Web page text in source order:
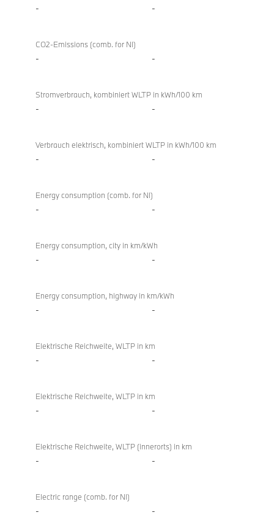
- -
CO2-Emissions (comb. for NI)
- -
Stromverbrauch, kombiniert WLTP in kWh/100 km
- -
Verbrauch elektrisch, kombiniert WLTP in kWh/100 km
- -
Energy consumption (comb. for NI)
- -
Energy consumption, city in km/kWh
- -
Energy consumption, highway in km/kWh
- -
Elektrische Reichweite, WLTP in km
- -
Elektrische Reichweite, WLTP in km
- -
Elektrische Reichweite, WLTP (innerorts) in km
- -
Electric range (comb. for NI)
- -